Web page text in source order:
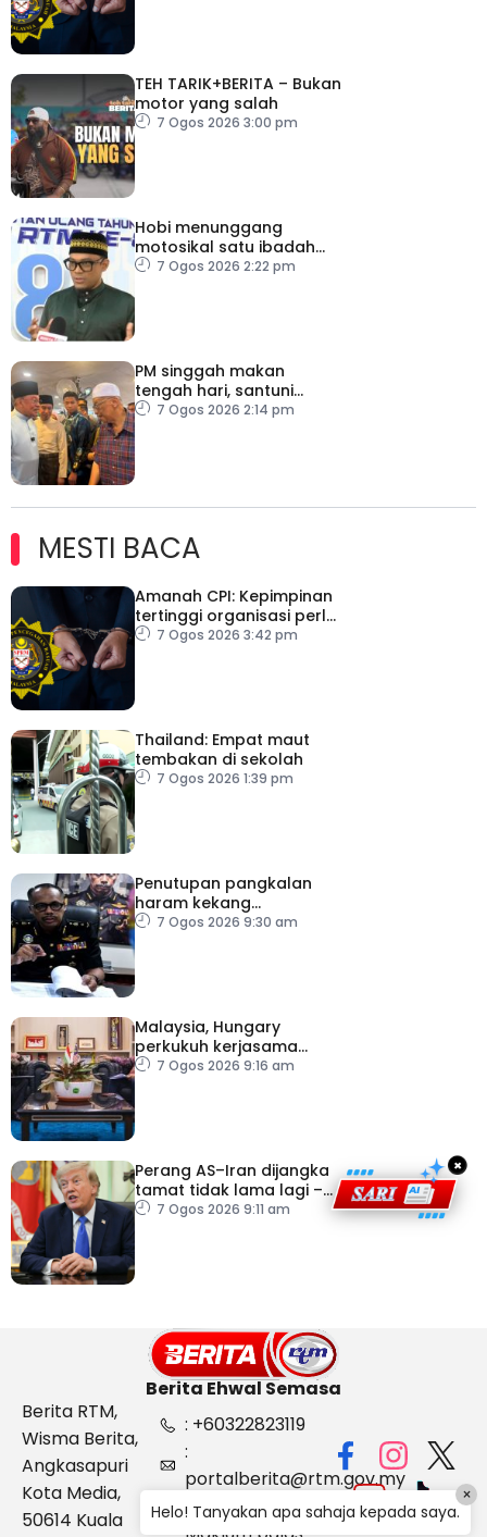
TEH TARIK+BERITA – Bukan
motor yang salah
7 Ogos 2026 3:00 pm
Hobi menunggang
motosikal satu ibadah
sekiranya dilakukan
7 Ogos 2026 2:22 pm
PM singgah makan
tengah hari, santuni
orang ramai di Alor
7 Ogos 2026 2:14 pm
MESTI BACA
Amanah CPI: Kepimpinan
tertinggi organisasi perlu
pacu reformasi radikal
7 Ogos 2026 3:42 pm
Thailand: Empat maut
tembakan di sekolah
7 Ogos 2026 1:39 pm
Penutupan pangkalan
haram kekang
penyeludupan di
7 Ogos 2026 9:30 am
Malaysia, Hungary
perkukuh kerjasama
sektor pertanian
7 Ogos 2026 9:16 am
Perang AS–Iran dijangka
tamat tidak lama lagi –
Trump
7 Ogos 2026 9:11 am
×
Berita Ehwal Semasa
Berita RTM,
Wisma Berita,
Angkasapuri
Kota Media,
50614 Kuala
: +60322823119
:
portalberita@rtm.gov.my
: Aduan &
Helo! Tanyakan apa sahaja kepada saya.
×